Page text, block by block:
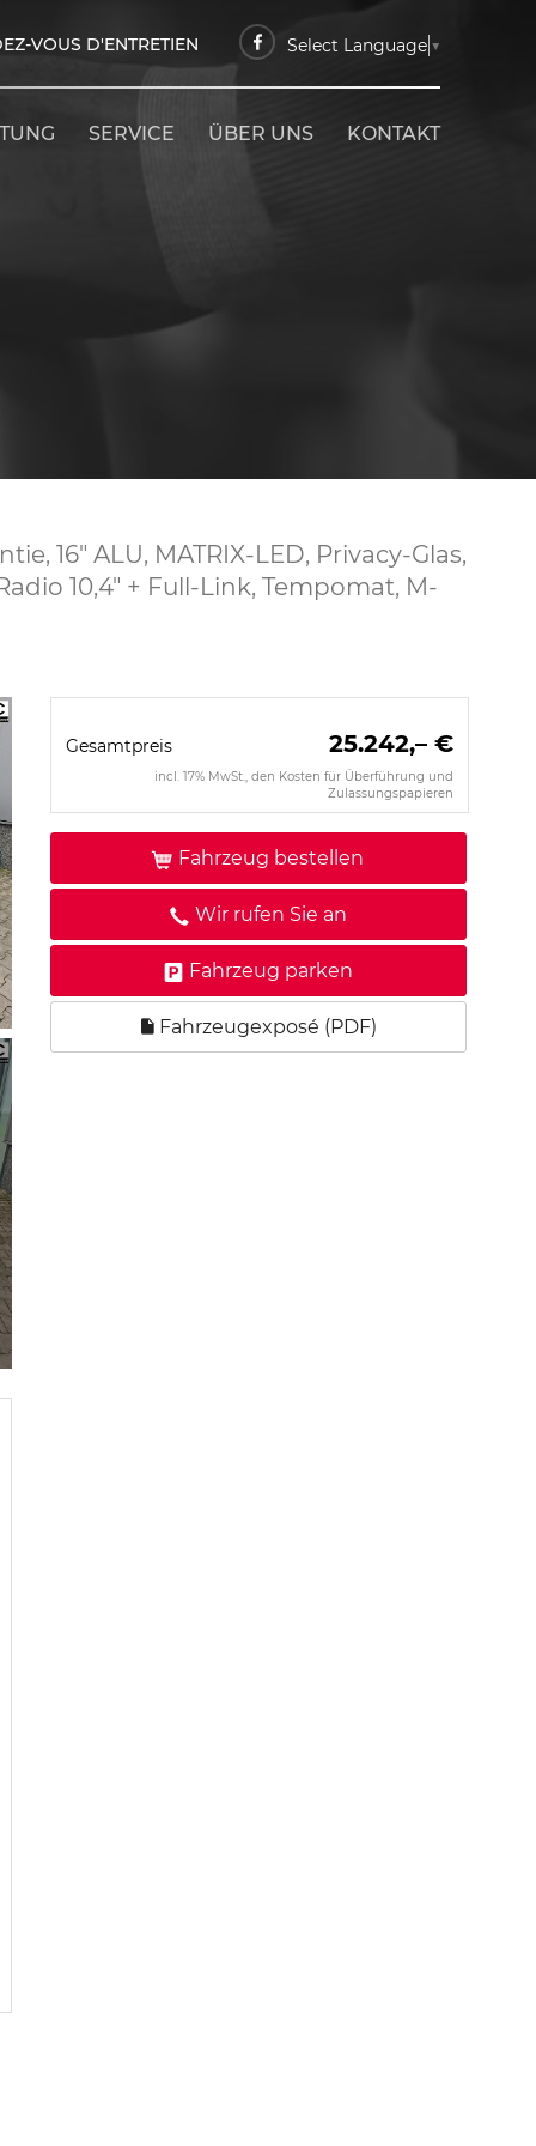
VOUS D'ENTRETIEN Select Language ▼
SERVICE ÜBER UNS KONTAKT
16" ALU, MATRIX-LED, Privacy-Glas,
10,4" + Full-Link, Tempomat, M-
Gesamtpreis 25.242,– €
incl. 17% MwSt., den Kosten für Überführung und
Zulassungspapieren
Fahrzeug bestellen
Wir rufen Sie an
Fahrzeug parken
Fahrzeugexposé (PDF)